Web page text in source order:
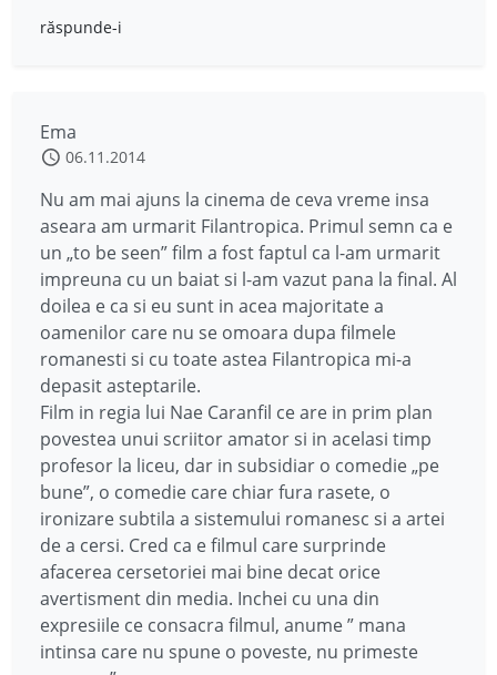
răspunde-i
Ema
06.11.2014
Nu am mai ajuns la cinema de ceva vreme insa
aseara am urmarit Filantropica. Primul semn ca e
un „to be seen” film a fost faptul ca l-am urmarit
impreuna cu un baiat si l-am vazut pana la final. Al
doilea e ca si eu sunt in acea majoritate a
oamenilor care nu se omoara dupa filmele
romanesti si cu toate astea Filantropica mi-a
depasit asteptarile.
Film in regia lui Nae Caranfil ce are in prim plan
povestea unui scriitor amator si in acelasi timp
profesor la liceu, dar in subsidiar o comedie „pe
bune”, o comedie care chiar fura rasete, o
ironizare subtila a sistemului romanesc si a artei
de a cersi. Cred ca e filmul care surprinde
afacerea cersetoriei mai bine decat orice
avertisment din media. Inchei cu una din
expresiile ce consacra filmul, anume ” mana
intinsa care nu spune o poveste, nu primeste